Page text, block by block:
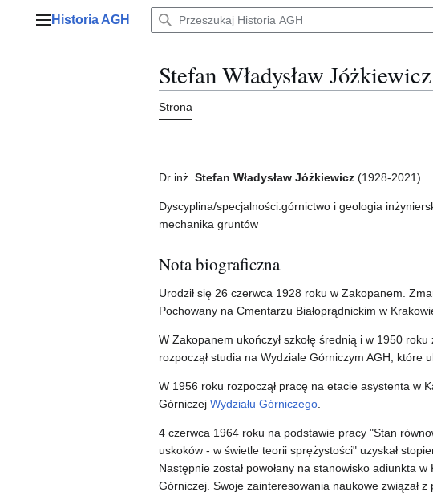
Menu główne
Historia AGH
Stefan Władysław Jóżkiewicz
Strona
Dr inż. Stefan Władysław Jóżkiewicz (1928-2021)
Dyscyplina/specjalności:górnictwo i geologia
mechanika gruntów
Nota biograficzna
Urodził się 26 czerwca 1928 roku w Zakopanem.
Pochowany na Cmentarzu Białoprądnickim w
W Zakopanem ukończył szkołę średnią i w 1950
rozpoczął studia na Wydziale Górniczym AGH, które
W 1956 roku rozpoczął pracę na etacie asystenta w
Górniczej Wydziału Górniczego
4 czerwca 1964 roku na podstawie pracy "Stan
uskoków - w świetle teorii sprężystości" uzyskał
Następnie został powołany na stanowisko adiunkta
Górniczej. Swoje zainteresowania naukowe związał